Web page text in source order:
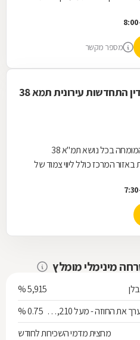
מספר מקשר
התחדשות עירונית תמא 38
משרד עורכי דין המומחה בכל נושא תמ"א 38
באזור המרכז כולל ליווי צמוד של
מינימלי מומלץ
5,915 %
רישום מקרקעין ע"י עורך הדין שלא ערך את החוזה - מעל 538,210 ש"ח 0.75 %
מחצית מדמי השכירות לחודש